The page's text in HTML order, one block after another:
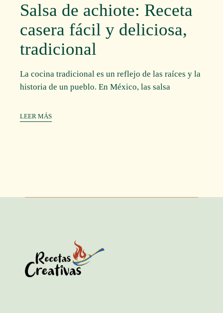
Salsa de achiote: Receta
casera fácil y deliciosa,
tradicional
La cocina tradicional es un reflejo de las raíces y la
historia de un pueblo. En México, las salsa
LEER MÁS